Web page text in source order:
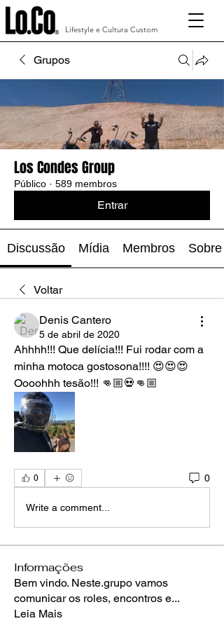
Lifestyle e Cultura Custom
Grupos
Los Condes Group
Público · 589 membros
Entrar
Discussão Mídia Membros Sobre
Voltar
Denis Cantero
5 de abril de 2020
Ahhhh!!! Que delícia!!! Fui rodar com a
minha motoca gostosona!!!! 😍😍😍
Oooohhh tesão!!! 👊🏼💀👊🏼
0 0
Write a comment...
Informações
Bem vindo. Neste.grupo vamos
comunicar os roles, encontros e...
Leia Mais